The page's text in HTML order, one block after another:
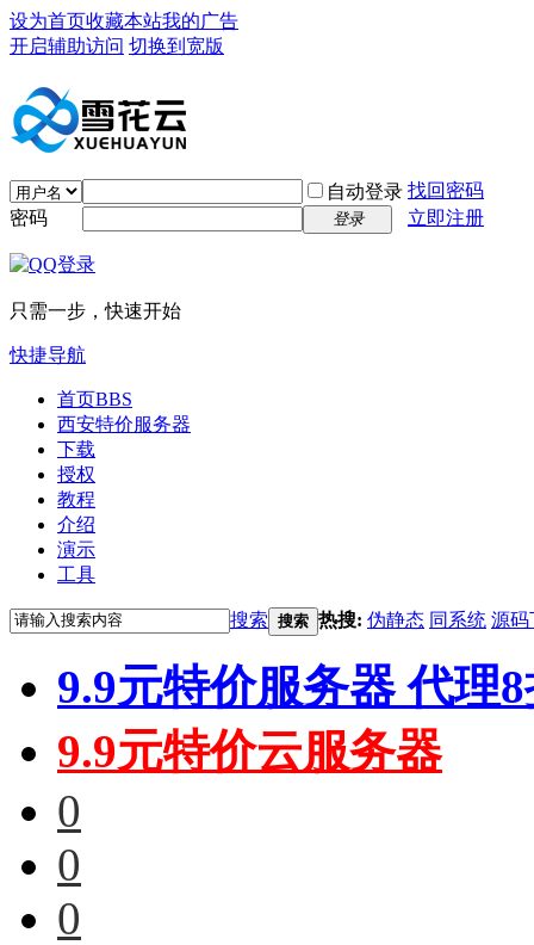
设为首页收藏本站我的广告
开启辅助访问 切换到宽版
自动登录 找回密码
密码
登录 立即注册
只需一步，快速开始
快捷导航
首页BBS
西安特价服务器
下载
授权
教程
介绍
演示
工具
搜索 搜索 热搜: 伪静态 同系统 源码
9.9元特价服务器 代理
9.9元特价云服务器
0
0
0